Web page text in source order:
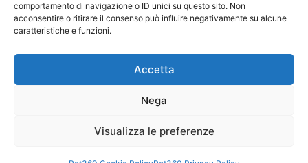
comportamento di navigazione o ID unici su questo sito. Non
acconsentire o ritirare il consenso può influire negativamente su alcune
caratteristiche e funzioni.
Accetta
Nega
Visualizza le preferenze
Seguici sui social
@pet360_official
pet breeder channel
@pet360_breeders-official
Pet360 Srl – copyright 2026